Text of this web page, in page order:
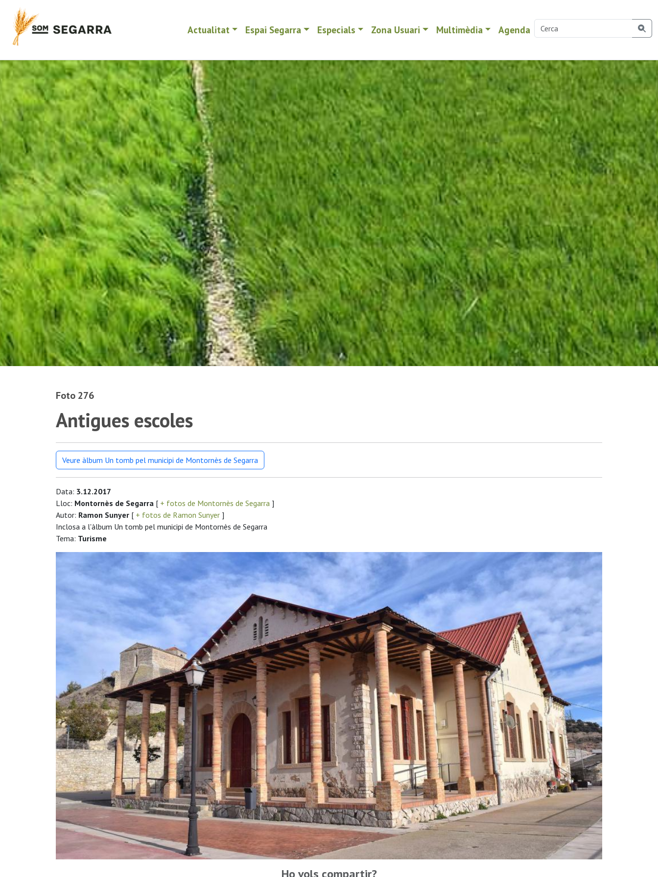
Actualitat Espai Segarra Especials Zona Usuari Multimèdia Agenda
Foto 276
Antigues escoles
Veure àlbum Un tomb pel municipi de Montornès de Segarra
Data: 3.12.2017
Lloc: Montornès de Segarra [ + fotos de Montornès de Segarra ]
Autor: Ramon Sunyer [ + fotos de Ramon Sunyer ]
Inclosa a l'àlbum Un tomb pel municipi de Montornès de Segarra
Tema: Turisme
Ho vols compartir?